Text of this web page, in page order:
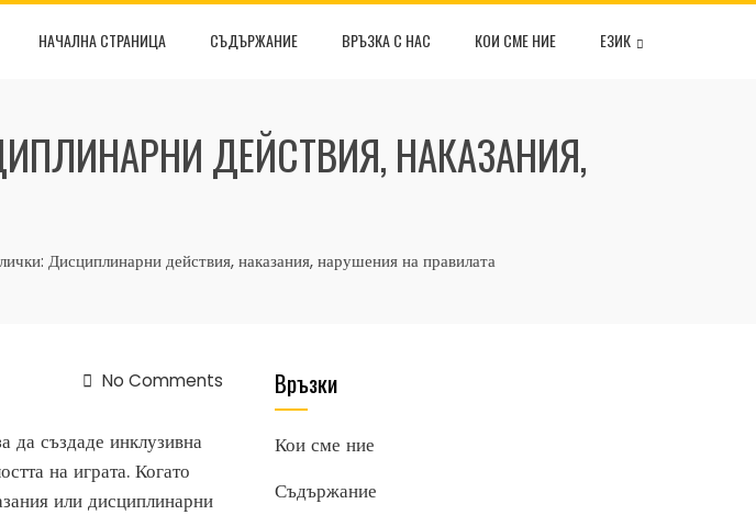
НАЧАЛНА СТРАНИЦА СЪДЪРЖАНИЕ ВРЪЗКА С НАС КОИ СМЕ НИЕ ЕЗИК
ДЕЙСТВИЯ, НАКАЗАНИЯ,
Дисциплинарни действия, наказания, нарушения на правилата
No Comments
да създаде инклузивна
на играта. Когато
или дисциплинарни
Връзки
Кои сме ние
Съдържание